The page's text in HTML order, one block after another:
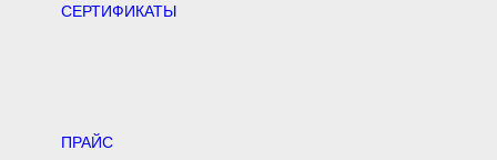
CЕРТИФИКАТЫ
ПРАЙС